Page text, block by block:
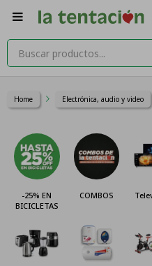

Home Electrónica, audio y video
-25% EN
BICICLETAS
COMBOS